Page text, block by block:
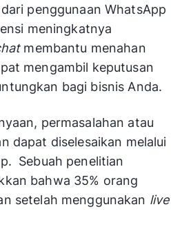
penggunaan WhatsApp
meningkatnya
membantu menahan
mengambil keputusan
bagi bisnis Anda.
permasalahan atau
dapat diselesaikan melalui
Sebuah penelitian
bahwa 35% orang
setelah menggunakan live